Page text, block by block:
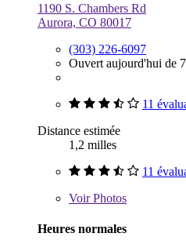
1190 S. Chambers Rd
Aurora, CO 80017
(303) 226-6097
Ouvert aujourd'hui de
11
Distance estimée
1,2 milles
11
VoirPhotos
Heures normales